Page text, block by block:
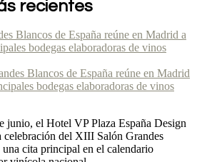
recientes
Blancos de España reúne en Madrid a
bodegas elaboradoras de vinos
junio, el Hotel VP Plaza España Design
celebración del XIII Salón Grandes
cita principal en el calendario